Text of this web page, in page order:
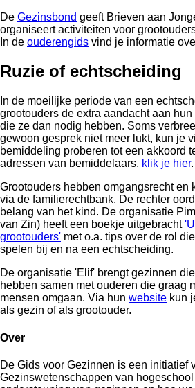
De Gezinsbond geeft Brieven aan
organiseert activiteiten voor
In de ouderengids vind je informatie
Ruzie of echtscheiding
In de moeilijke periode van een
grootouders de extra aandacht aan
die ze dan nodig hebben. Soms
gewoon gesprek niet meer lukt, kun je
bemiddeling proberen tot een akkoord
adressen van bemiddelaars, klik je hier.
Grootouders hebben omgangsrecht en
via de familierechtbank. De rechter
belang van het kind. De organisatie
van Zin) heeft een boekje uitgebracht
grootouders' met o.a. tips over de rol
spelen bij en na een echtscheiding.
De organisatie 'Elif' brengt gezinnen
hebben samen met ouderen die graag
mensen omgaan. Via hun website kun
als gezin of als grootouder.
Over
De Gids voor Gezinnen is een initiatief
Gezinswetenschappen van